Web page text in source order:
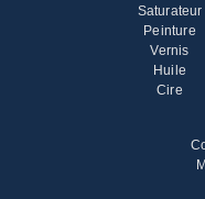
Saturateur
Peinture
Vernis
Huile
Cire